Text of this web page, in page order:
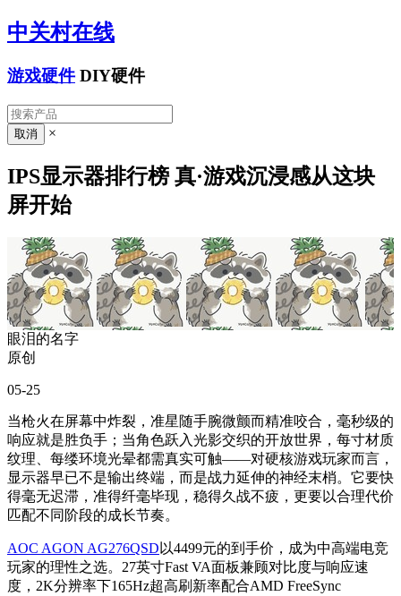
中关村在线
游戏硬件 DIY硬件
×
IPS显示器排行榜 真·游戏沉浸感从这块
屏开始
眼泪的名字
原创
05-25
当枪火在屏幕中炸裂，准星随手腕微颤而精准咬合，毫秒级的
响应就是胜负手；当角色跃入光影交织的开放世界，每寸材质
纹理、每缕环境光晕都需真实可触——对硬核游戏玩家而言，
显示器早已不是输出终端，而是战力延伸的神经末梢。它要快
得毫无迟滞，准得纤毫毕现，稳得久战不疲，更要以合理代价
匹配不同阶段的成长节奏。
AOC AGON AG276QSD 以4499元的到手价，成为中高端电竞
玩家的理性之选。27英寸Fast VA面板兼顾对比度与响应速
度，2K分辨率下165Hz超高刷新率配合AMD FreeSync